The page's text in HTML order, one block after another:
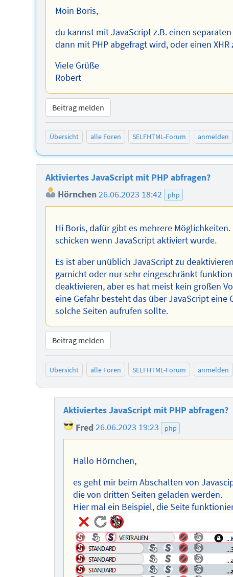
Moin Boris,
du kannst mit JavaScript z.B. einen
dann mit PHP abgefragt wird, oder einen
Viele Grüße
Robert
Beitrag melden
Übersicht alle Foren SELFHTML-Forum anmelden
Aktiviertes JavaScript mit PHP abfragen?
Hörnchen26.06.2023 18:42 php
Hi Boris, dafür gibt es mehrere
schicken wenn JavaScript aktiviert wurde.
Es ist aber unüblich JavaScript zu
garnicht oder nur sehr eingeschränkt
deaktivieren, aber es hat meist kein großen
eine Gefahr besteht das über JavaScript
solche Seiten aufrufen sollte.
Beitrag melden
Übersicht alle Foren SELFHTML-Forum anmelden
Aktiviertes JavaScript mit PHP abfragen?
Fred 26.06.2023 19:23 php
Hallo Hörnchen,
es geht mir beim Abschalten von
die von dritten Seiten geladen werden.
Hier mal ein Beispiel, die Seite